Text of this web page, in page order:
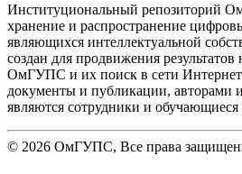
Институциональный репозиторий
хранение и распространение
являющихся интеллектуальной
создан для продвижения
ОмГУПС и их поиск в сети
документы и публикации, авторами
являются сотрудники и
© 2026 ОмГУПС, Все права